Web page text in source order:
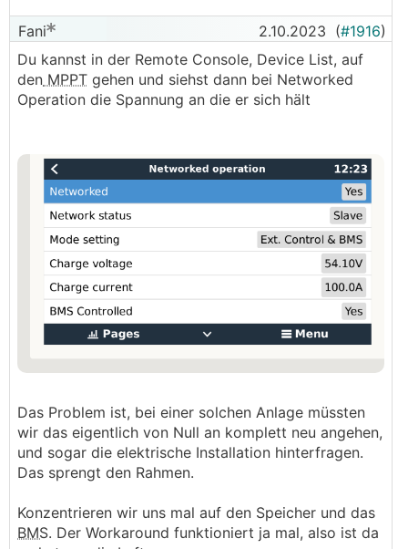
Fani 2.10.2023 (#1916)
Du kannst in der Remote Console, Device List, auf
den MPPT gehen und siehst dann bei Networked
Operation die Spannung an die er sich hält
Das Problem ist, bei einer solchen Anlage müssten
wir das eigentlich von Null an komplett neu angehen,
und sogar die elektrische Installation hinterfragen.
Das sprengt den Rahmen.
Konzentrieren wir uns mal auf den Speicher und das
BMS. Der Workaround funktioniert ja mal, also ist da